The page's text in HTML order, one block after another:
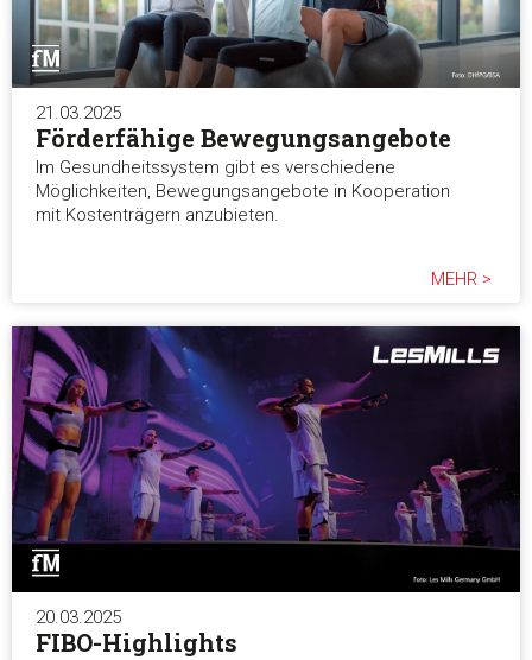
21.03.2025
Förderfähige Bewegungsangebote
Im Gesundheitssystem gibt es verschiedene
Möglichkeiten, Bewegungsangebote in Kooperation
mit Kostenträgern anzubieten.
MEHR >
20.03.2025
FIBO-Highlights